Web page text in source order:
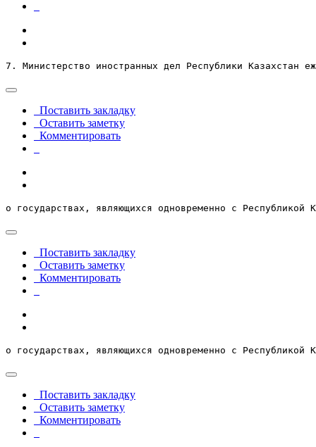
7. Министерство иностранных дел Республики Казахстан
Поставить закладку
Оставить заметку
Комментировать
о государствах, являющихся одновременно с Республикой
Поставить закладку
Оставить заметку
Комментировать
о государствах, являющихся одновременно с Республикой
Поставить закладку
Оставить заметку
Комментировать